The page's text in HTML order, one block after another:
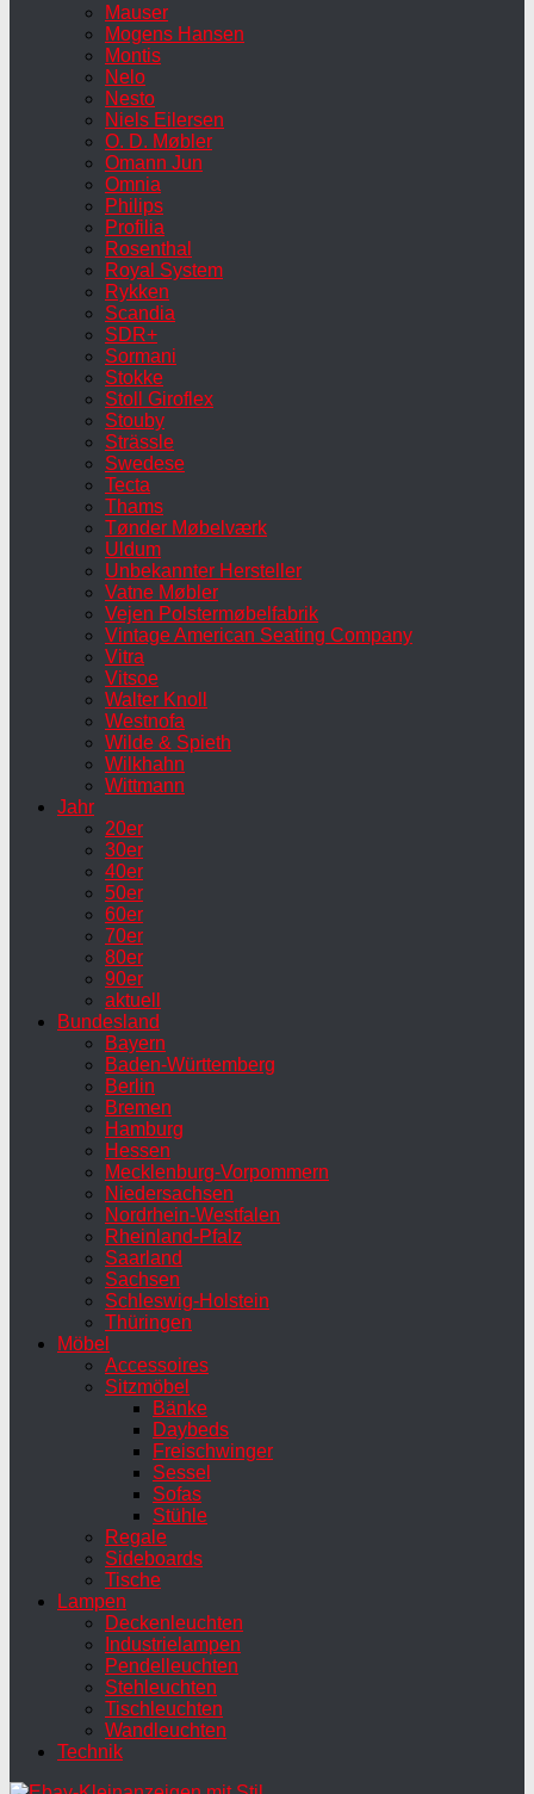
Mauser
Mogens Hansen
Montis
Nelo
Nesto
Niels Eilersen
O. D. Møbler
Omann Jun
Omnia
Philips
Profilia
Rosenthal
Royal System
Rykken
Scandia
SDR+
Sormani
Stokke
Stoll Giroflex
Stouby
Strässle
Swedese
Tecta
Thams
Tønder Møbelværk
Uldum
Unbekannter Hersteller
Vatne Møbler
Vejen Polstermøbelfabrik
Vintage American Seating Company
Vitra
Vitsoe
Walter Knoll
Westnofa
Wilde & Spieth
Wilkhahn
Wittmann
Jahr
20er
30er
40er
50er
60er
70er
80er
90er
aktuell
Bundesland
Bayern
Baden-Württemberg
Berlin
Bremen
Hamburg
Hessen
Mecklenburg-Vorpommern
Niedersachsen
Nordrhein-Westfalen
Rheinland-Pfalz
Saarland
Sachsen
Schleswig-Holstein
Thüringen
Möbel
Accessoires
Sitzmöbel
Bänke
Daybeds
Freischwinger
Sessel
Sofas
Stühle
Regale
Sideboards
Tische
Lampen
Deckenleuchten
Industrielampen
Pendelleuchten
Stehleuchten
Tischleuchten
Wandleuchten
Technik